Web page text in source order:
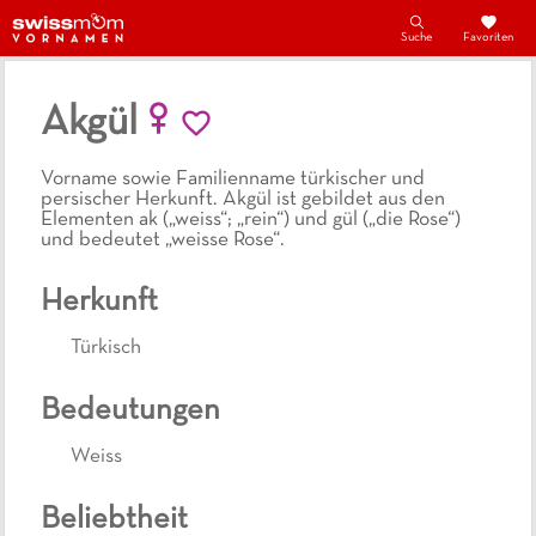
Suche Favoriten
Akgül
Vorname sowie Familienname türkischer und
persischer Herkunft. Akgül ist gebildet aus den
Elementen ak („weiss“; „rein“) und gül („die Rose“)
und bedeutet „weisse Rose“.
Herkunft
Türkisch
Bedeutungen
Weiss
Beliebtheit